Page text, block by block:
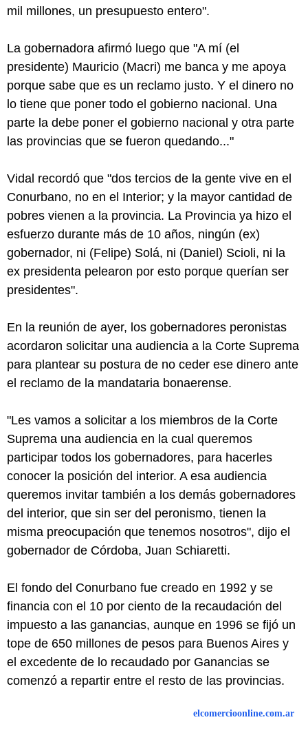
mil millones, un presupuesto entero".
La gobernadora afirmó luego que "A mí (el
presidente) Mauricio (Macri) me banca y me apoya
porque sabe que es un reclamo justo. Y el dinero no
lo tiene que poner todo el gobierno nacional. Una
parte la debe poner el gobierno nacional y otra parte
las provincias que se fueron quedando..."
Vidal recordó que "dos tercios de la gente vive en el
Conurbano, no en el Interior; y la mayor cantidad de
pobres vienen a la provincia. La Provincia ya hizo el
esfuerzo durante más de 10 años, ningún (ex)
gobernador, ni (Felipe) Solá, ni (Daniel) Scioli, ni la
ex presidenta pelearon por esto porque querían ser
presidentes".
En la reunión de ayer, los gobernadores peronistas
acordaron solicitar una audiencia a la Corte Suprema
para plantear su postura de no ceder ese dinero ante
el reclamo de la mandataria bonaerense.
"Les vamos a solicitar a los miembros de la Corte
Suprema una audiencia en la cual queremos
participar todos los gobernadores, para hacerles
conocer la posición del interior. A esa audiencia
queremos invitar también a los demás gobernadores
del interior, que sin ser del peronismo, tienen la
misma preocupación que tenemos nosotros", dijo el
gobernador de Córdoba, Juan Schiaretti.
El fondo del Conurbano fue creado en 1992 y se
financia con el 10 por ciento de la recaudación del
impuesto a las ganancias, aunque en 1996 se fijó un
tope de 650 millones de pesos para Buenos Aires y
el excedente de lo recaudado por Ganancias se
comenzó a repartir entre el resto de las provincias.
elcomercioonline.com.ar